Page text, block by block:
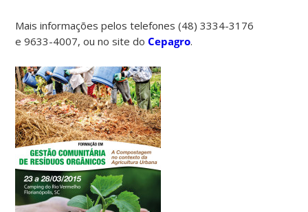
Mais informações pelos telefones (48) 3334-3176
e 9633-4007, ou no site doCepagro.